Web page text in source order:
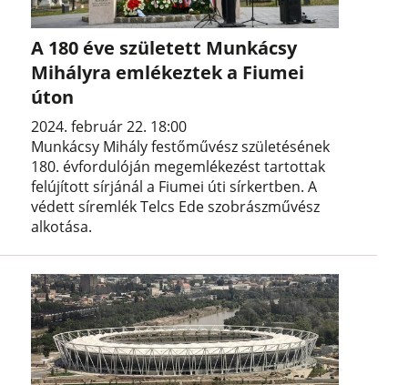
A 180 éve született Munkácsy
Mihályra emlékeztek a Fiumei
úton
2024. február 22. 18:00
Munkácsy Mihály festőművész születésének
180. évfordulóján megemlékezést tartottak
felújított sírjánál a Fiumei úti sírkertben. A
védett síremlék Telcs Ede szobrászművész
alkotása.